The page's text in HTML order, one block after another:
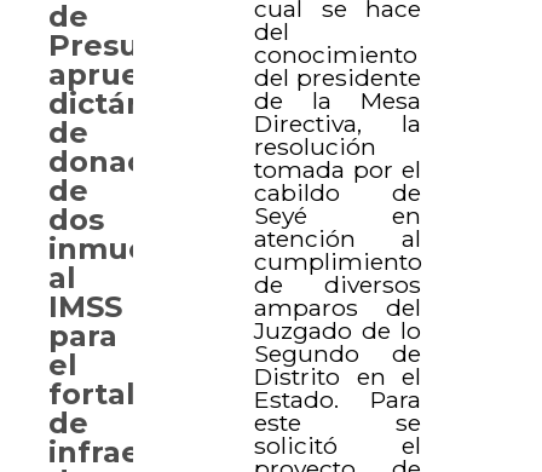
cual se hace
del
conocimiento
del presidente
de la Mesa
Directiva, la
resolución
tomada por el
cabildo de
Seyé en
atención al
cumplimiento
de diversos
amparos del
Juzgado de lo
Segundo de
Distrito en el
Estado. Para
este se
solicitó el
de
Presupuesto
aprueba
dictámenes
de
donación
de
dos
inmuebles
al
IMSS
para
el
fortalecimiento
de
infraestructura